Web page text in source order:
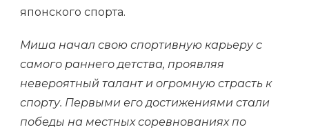
японского спорта.
Миша начал свою спортивную карьеру с
самого раннего детства, проявляя
невероятный талант и огромную страсть к
спорту. Первыми его достижениями стали
победы на местных соревнованиях по